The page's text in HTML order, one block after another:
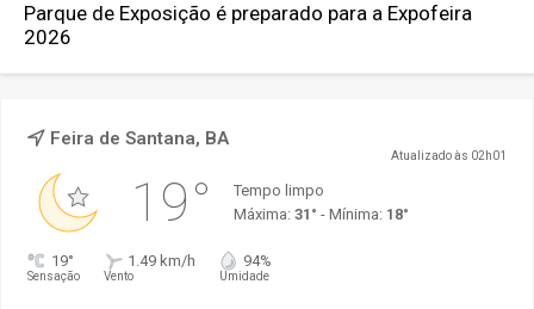
Parque de Exposição é preparado para a Expofeira
2026
Feira de Santana, BA
Atualizado às 02h01
19°
Tempo limpo
Máxima: 31° - Mínima: 18°
19°
Sensação
1.49 km/h
Vento
94%
Umidade